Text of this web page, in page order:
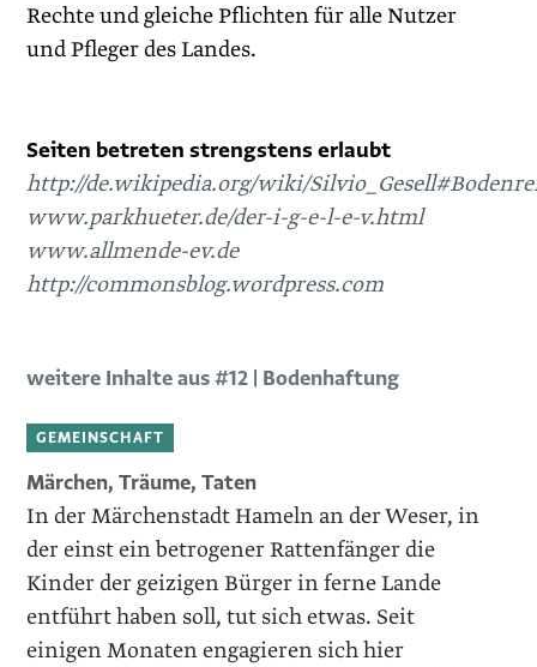
Rechte und gleiche Pflichten für alle Nutzer
und Pfleger des Landes.
Seiten betreten strengstens erlaubt
http://de.wikipedia.org/wiki/
www.parkhueter.de/der-i-g-e-l-e-v.html
www.allmende-ev.de
http://commonsblog.wordpress.com
weitere Inhalte aus #12 | Bodenhaftung
GEMEINSCHAFT
Märchen, Träume, Taten
In der Märchenstadt Hameln an der Weser, in
der einst ein betrogener ­Rattenfänger die
Kinder der geizigen Bürger in ferne Lande
entführt ­haben soll, tut sich etwas. Seit
einigen Monaten engagieren sich hier